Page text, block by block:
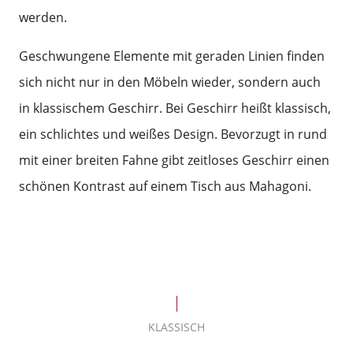
werden.
Geschwungene Elemente mit geraden Linien finden
sich nicht nur in den Möbeln wieder, sondern auch
in klassischem Geschirr. Bei Geschirr heißt klassisch,
ein schlichtes und weißes Design. Bevorzugt in rund
mit einer breiten Fahne gibt zeitloses Geschirr einen
schönen Kontrast auf einem Tisch aus Mahagoni.
KLASSISCH